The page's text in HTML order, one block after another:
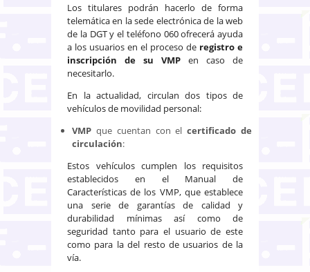
Los titulares podrán hacerlo de forma
telemática en la sede electrónica de la web
de la DGT y el teléfono 060 ofrecerá ayuda
a los usuarios en el proceso de registro e
inscripción de su VMP en caso de
necesitarlo.
En la actualidad, circulan dos tipos de
vehículos de movilidad personal:
VMP que cuentan con elcertificado de
circulación:
Estos vehículos cumplen los requisitos
establecidos en el Manual de
Características de los VMP, que establece
una serie de garantías de calidad y
durabilidad mínimas así como de
seguridad tanto para el usuario de este
como para la del resto de usuarios de la
vía.